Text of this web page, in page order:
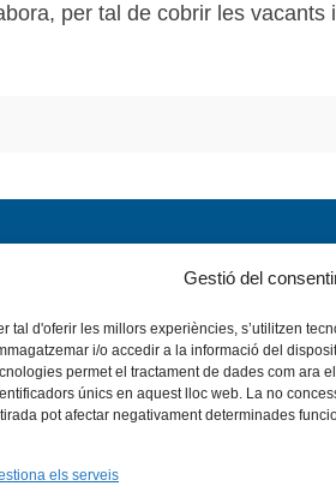
Gestió del
tal d'oferir les millors experiències, s’utilitzen
i/o accedir a la informació del
permet el tractament de dades com ara
únics en aquest lloc web. La no
pot afectar negativament determinades
els serveis
per tal de cobrir les vacants
InstagramFlickr
WEB AVÍS LEGAL PRIVADESA